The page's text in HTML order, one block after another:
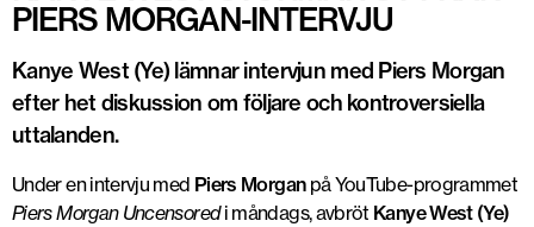
PIERS MORGAN-INTERVJU
Kanye West (Ye) lämnar intervjun med Piers Morgan
efter het diskussion om följare och kontroversiella
uttalanden.
Under en intervju med Piers Morganpå YouTube-programmet
Piers Morgan Uncensoredi måndags, avbröt Kanye West (Ye)